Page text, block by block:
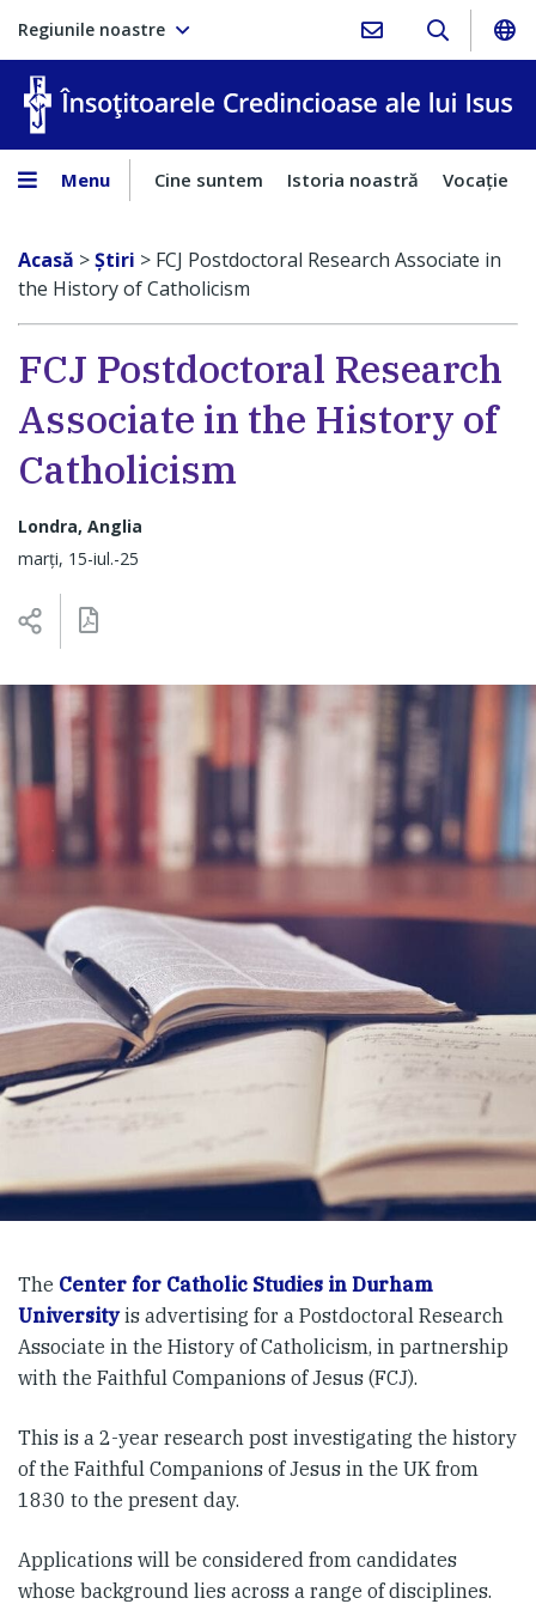
Regiunile noastre
Menu Cine suntem Istoria noastră Vocaţie
Acasă >Ştiri > FCJ Postdoctoral Research Associate in
the History of Catholicism
FCJ Postdoctoral Research
Associate in the History of
Catholicism
Londra, Anglia
marți, 15-iul.-25
The Center for Catholic Studies in Durham
Universityis advertising for a Postdoctoral Research
Associate in the History of Catholicism, in partnership
with the Faithful Companions of Jesus (FCJ).
This is a 2-year research post investigating the history
of the Faithful Companions of Jesus in the UK from
1830 to the present day.
Applications will be considered from candidates
whose background lies across a range of disciplines.